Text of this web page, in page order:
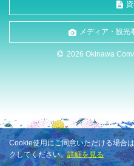
メディア・観光
2026 Okinawa
Cookie使用にご同意いただける場合
クしてください。詳細を見る